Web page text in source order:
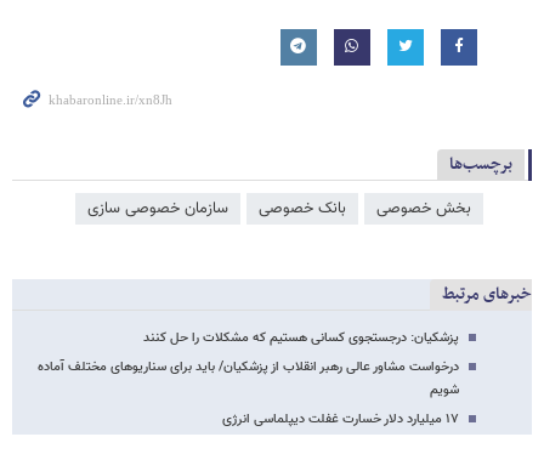
برچسب‌ها
بخش خصوصی بانک خصوصی سازمان خصوصی سازی
خبرهای مرتبط
پزشکیان: درجستجوی کسانی هستیم که مشکلات را حل کنند
درخواست مشاور عالی رهبر انقلاب از پزشکیان/ باید برای سناریوهای مختلف آماده
شویم
۱۷ میلیارد دلار خسارت غفلت دیپلماسی انرژی